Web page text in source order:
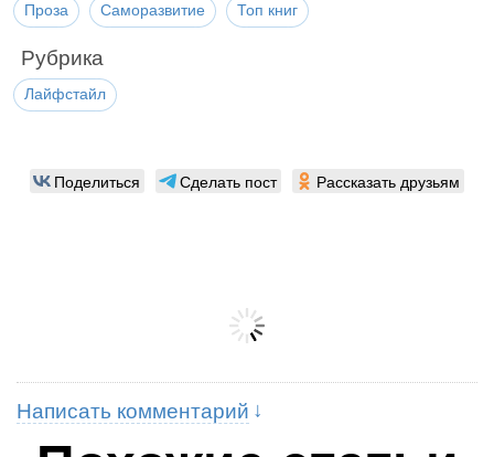
Проза Саморазвитие Топ книг
Рубрика
Лайфстайл
Поделиться Сделать пост Рассказать друзьям
Написать комментарий